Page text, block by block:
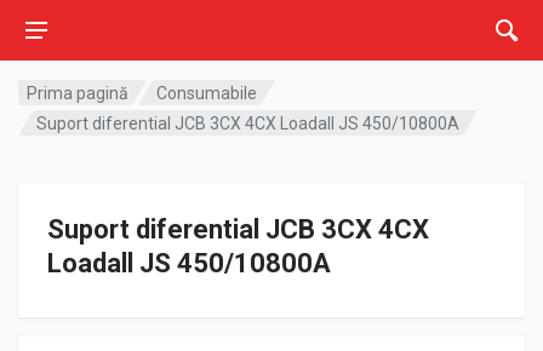
Prima pagină
Consumabile
Suport diferential JCB 3CX 4CX Loadall JS 450/10800A
Suport diferential JCB 3CX 4CX
Loadall JS 450/10800A